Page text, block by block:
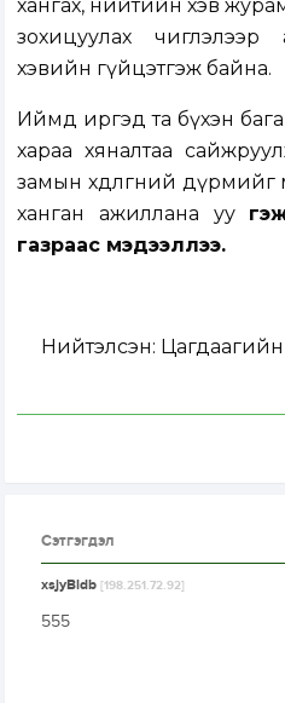
хангах, нийтийн хэв журам
зохицуулах
хэвийн гүйцэтгэж байна.
Иймд иргэд та бүхэн
хараа хяналтаа
замын хөдөлгөөний
ханган ажиллана уу
газраас мэдээллээ.
Нийтэлсэн:
Сэтгэгдэл
xsjyBldb[198.251.72.92]
555